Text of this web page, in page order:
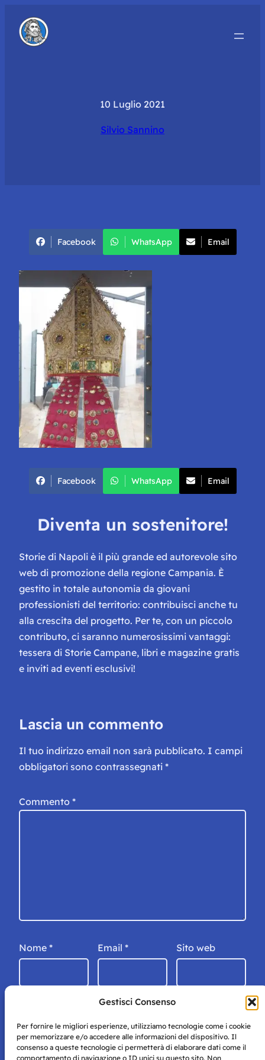
Gestisci Consenso
Per fornire le migliori esperienze, utilizziamo tecnologie come i cookie
per memorizzare e/o accedere alle informazioni del dispositivo. Il
consenso a queste tecnologie ci permetterà di elaborare dati come il
comportamento di navigazione o ID unici su questo sito. Non
10 Luglio 2021
Silvio Sannino
Facebook WhatsApp Email
Facebook WhatsApp Email
Diventa un sostenitore!
Storie di Napoli è il più grande ed autorevole sito
web di promozione della regione Campania. È
gestito in totale autonomia da giovani
professionisti del territorio: contribuisci anche tu
alla crescita del progetto. Per te, con un piccolo
contributo, ci saranno numerosissimi vantaggi:
tessera di Storie Campane, libri e magazine gratis
e inviti ad eventi esclusivi!
Lascia un commento
Il tuo indirizzo email non sarà pubblicato. I campi
obbligatori sono contrassegnati *
Commento *
Nome * Email * Sito web